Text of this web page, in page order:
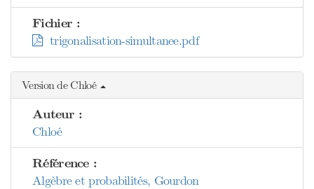
Fichier :
trigonalisation-simultanee.pdf
Version de Chloé
Auteur :
Chloé
Référence :
Algèbre et probabilités, Gourdon